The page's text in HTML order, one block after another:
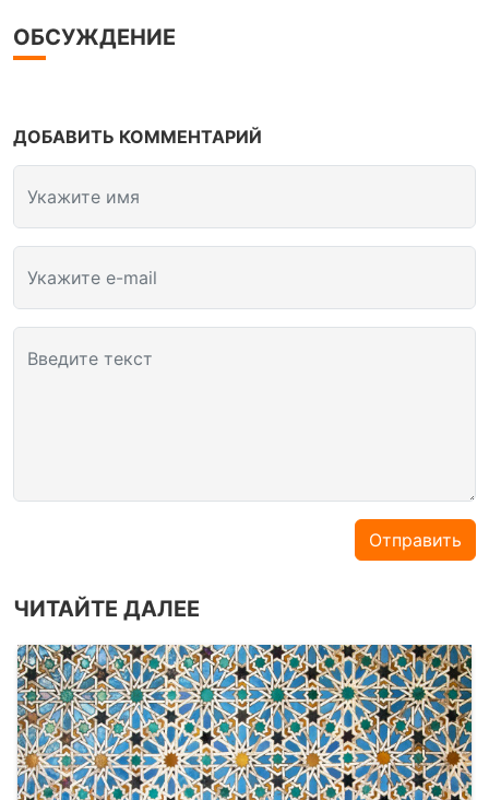
ОБСУЖДЕНИЕ
ДОБАВИТЬ КОММЕНТАРИЙ
Укажите имя
Укажите e-mail
Введите текст
Отправить
ЧИТАЙТЕ ДАЛЕЕ